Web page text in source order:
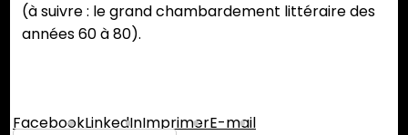
(à suivre : le grand chambardement littéraire des
années 60 à 80).
FacebookLinkedInImprimerE-mail